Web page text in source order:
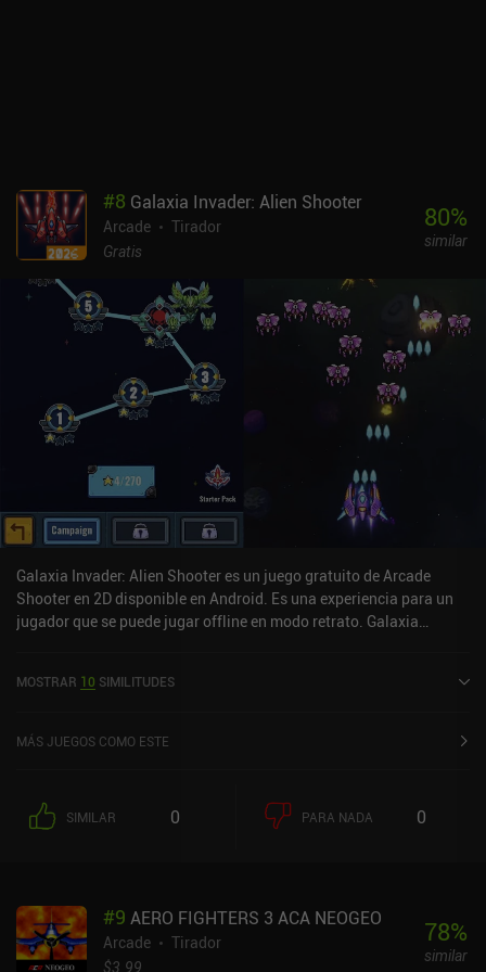
#8 Galaxia Invader: Alien Shooter
Arcade
Tirador
Gratis
80%
similar
Galaxia Invader: Alien Shooter es un juego gratuito de Arcade
Shooter en 2D disponible en Android. Es una experiencia para un
jugador que se puede jugar offline en modo retrato. Galaxia
MOSTRAR 10 SIMILITUDES
MÁS JUEGOS COMO ESTE
SIMILAR 0 PARA NADA 0
#9 AERO FIGHTERS 3 ACA NEOGEO
Arcade
Tirador
$3.99
78%
similar